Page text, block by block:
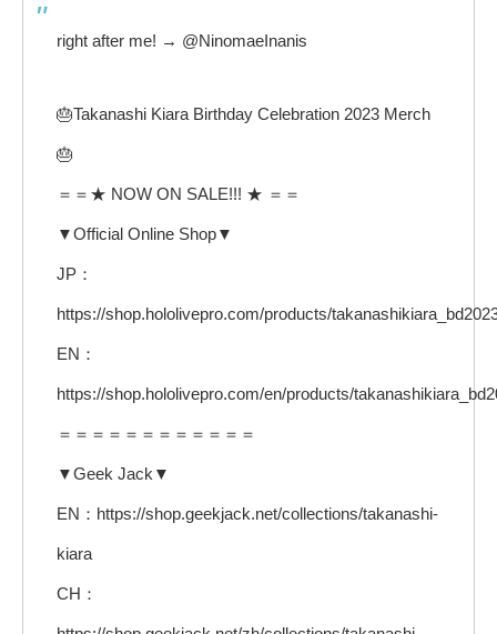
right after me! → @NinomaeInanis
🎂Takanashi Kiara Birthday Celebration 2023 Merch
🎂
＝＝★ NOW ON SALE!!! ★ ＝＝
▼Official Online Shop▼
JP：
https://shop.hololivepro.com/products/
EN：
https://shop.hololivepro.com/en/products/
＝＝＝＝＝＝＝＝＝＝＝＝
▼Geek Jack▼
EN：https://shop.geekjack.net/collections/takanashi-
kiara
CH：